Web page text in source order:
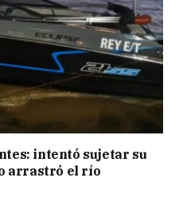
intentó sujetar su
arrastró el río